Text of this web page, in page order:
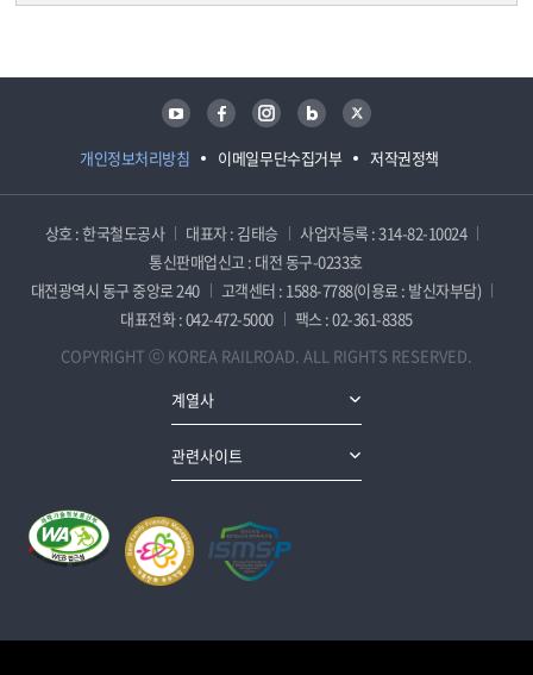
개인정보처리방침 이메일무단수집거부 저작권정책
유튜브 페이스북 인스타그램 블로그 트위터
상호 : 한국철도공사 대표자 : 김태승
사업자등록 : 314-82-10024
통신판매업신고 : 대전 동구-0233호
대전광역시 동구 중앙로 240
고객센터 : 1588-7788(이용료 : 발신자부담)
대표전화 : 042-472-5000
팩스 : 02-361-8385
COPYRIGHT ⓒ KOREA RAILROAD. ALL RIGHTS RESERVED.
계열사
관련사이트